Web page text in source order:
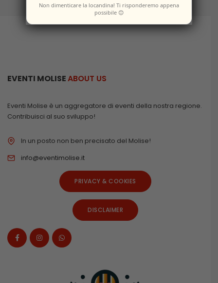
EVENTI MOLISEABOUT US
Eventi Molise è un aggregatore di eventi della nostra regione.
Contribuisci al suo sviluppo!
In un posto non ben precisato del Molise!
info@eventimolise.it
PRIVACY & COOKIES
DISCLAIMER
Non dimenticare la locandina! Ti risponderemo appena
possibile 😊